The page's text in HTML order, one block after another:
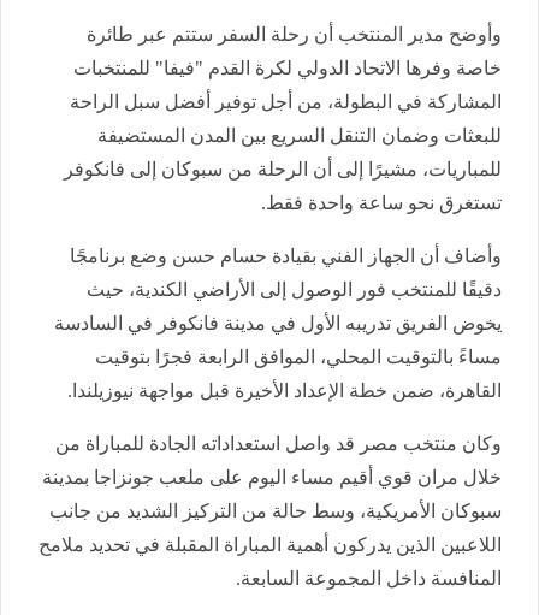
وأوضح مدير المنتخب أن رحلة السفر ستتم عبر طائرة
خاصة وفرها الاتحاد الدولي لكرة القدم "فيفا" للمنتخبات
المشاركة في البطولة، من أجل توفير أفضل سبل الراحة
للبعثات وضمان التنقل السريع بين المدن المستضيفة
للمباريات، مشيرًا إلى أن الرحلة من سبوكان إلى فانكوفر
تستغرق نحو ساعة واحدة فقط.
وأضاف أن الجهاز الفني بقيادة حسام حسن وضع برنامجًا
دقيقًا للمنتخب فور الوصول إلى الأراضي الكندية، حيث
يخوض الفريق تدريبه الأول في مدينة فانكوفر في السادسة
مساءً بالتوقيت المحلي، الموافق الرابعة فجرًا بتوقيت
القاهرة، ضمن خطة الإعداد الأخيرة قبل مواجهة نيوزيلندا.
وكان منتخب مصر قد واصل استعداداته الجادة للمباراة من
خلال مران قوي أقيم مساء اليوم على ملعب جونزاجا بمدينة
سبوكان الأمريكية، وسط حالة من التركيز الشديد من جانب
اللاعبين الذين يدركون أهمية المباراة المقبلة في تحديد ملامح
المنافسة داخل المجموعة السابعة.